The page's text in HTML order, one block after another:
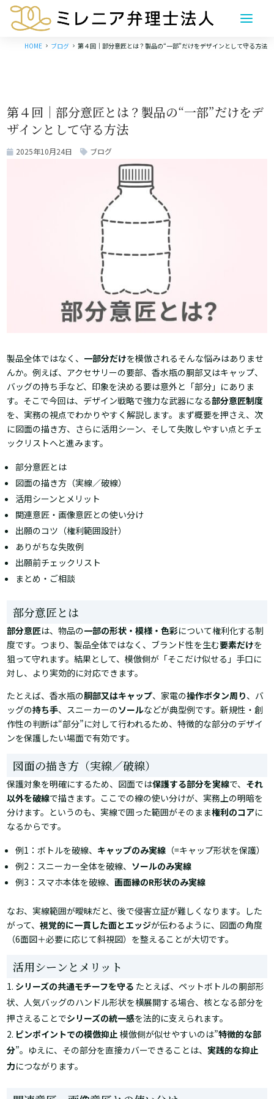
HOME 5 ブログ 5 第４回｜部分意匠とは？製品の“一部”だけをデザインとして守る方法
第４回｜部分意匠とは？製品の“一部”だけをデ
ザインとして守る方法
2025年10月24日 ブログ
製品全体ではなく、 一部分だけを模倣される――そんな悩みはありませ
んか。例えば、アクセサリーの要部、香水瓶の胴部又はキャップ、
バッグの持ち手など、印象を決める要は意外と「部分」にありま
す。そこで今回は、デザイン戦略で強力な武器になる部分意匠制度
を、実務の視点でわかりやすく解説します。まず概要を押さえ、次
に図面の描き方、さらに活用シーン、そして失敗しやすい点とチェ
ックリストへと進みます。
部分意匠とは
図面の描き方（実線／破線）
活用シーンとメリット
関連意匠・画像意匠との使い分け
出願のコツ（権利範囲設計）
ありがちな失敗例
出願前チェックリスト
まとめ・ご相談
部分意匠とは
部分意匠は、物品の一部の形状・模様・色彩について権利化する制
度です。つまり、製品全体ではなく、ブランド性を生む要素だけを
狙って守れます。結果として、模倣側が「そこだけ似せる」手口に
対し、より実効的に対応できます。
たとえば、香水瓶の胴部又はキャップ、家電の操作ボタン周り、バ
ッグの持ち手、スニーカーのソールなどが典型例です。新規性・創
作性の判断は“部分”に対して行われるため、特徴的な部分のデザイ
ンを保護したい場面で有効です。
図面の描き方（実線／破線）
保護対象を明確にするため、図面では保護する部分を実線で、 それ
以外を破線で描きます。ここでの線の使い分けが、実務上の明暗を
分けます。というのも、実線で囲った範囲がそのまま権利のコアに
なるからです。
例1：ボトルを破線、 キャップのみ実線 （=キャップ形状を保護）
例2：スニーカー全体を破線、 ソールのみ実線
例3：スマホ本体を破線、画面縁のR形状のみ実線
なお、実線範囲が曖昧だと、後で侵害立証が難しくなります。した
がって、視覚的に一貫した面とエッジが伝わるように、図面の角度
（6面図＋必要に応じて斜視図）を整えることが大切です。
活用シーンとメリット
シリーズの共通モチーフを守る たとえば、ペットボトルの胴部形
状、人気バッグのハンドル形状を横展開する場合、核となる部分を
押さえることでシリーズの統一感を法的に支えられます。
ピンポイントでの模倣抑止 模倣側が似せやすいのは”特徴的な部
分”。ゆえに、その部分を直接カバーできることは、実践的な抑止
力につながります。